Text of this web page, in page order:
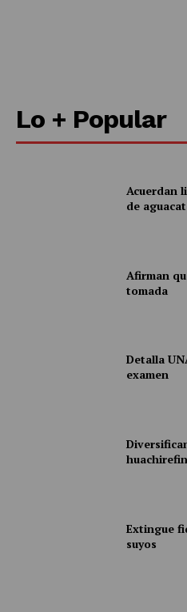
Lo + Popular
Acuerdan
de
Afirman
tomada
Detalla
examen
Extingue
suyos